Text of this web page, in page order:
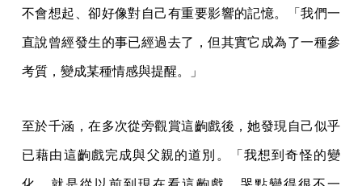
不會想起、卻好像對自己有重要影響的記憶。「我們一
直說曾經發生的事已經過去了，但其實它成為了一種參
考質，變成某種情感與提醒。」
至於千涵，在多次從旁觀賞這齣戲後，她發現自己似乎
已藉由這齣戲完成與父親的道別。「我想到奇怪的變